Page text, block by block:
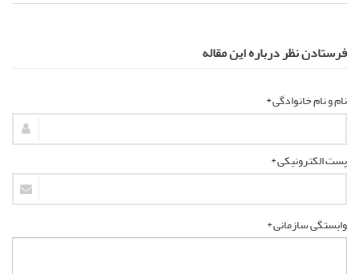
فرستادن نظر درباره این مقاله
نام و نام خانوادگی *
پست الکترونیکی *
وابستگی سازمانی *